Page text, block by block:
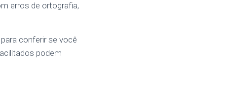
erros de ortografia,
conferir se você
podem